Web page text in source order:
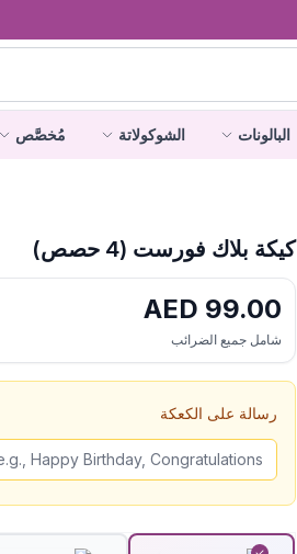
البالونات الشوكولاتة مُخصَّص
كيكة بلاك فورست (4 حصص)
99.00
شامل جميع الضرائب
رسالة على الكعكة